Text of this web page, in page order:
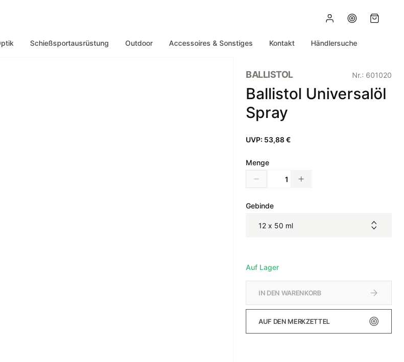
Schießsportausrüstung Outdoor Accessoires & Sonstiges Kontakt Händlersuche
BALLISTOL Nr.: 601020
Ballistol Universalöl
Spray
UVP: 53,88 €
Menge
Gebinde
12 x 50 ml
Auf Lager
IN DEN WARENKORB
AUF DEN MERKZETTEL